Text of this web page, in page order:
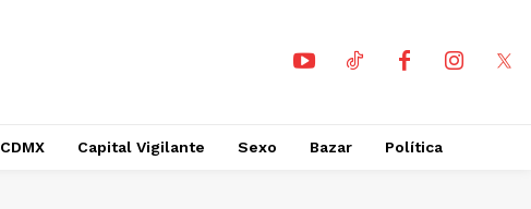
CDMX Capital Vigilante Sexo Bazar Política